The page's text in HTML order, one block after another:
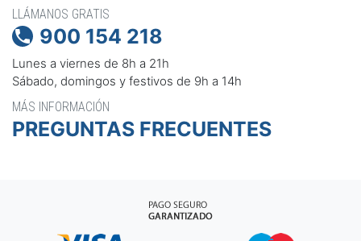
LLÁMANOS GRATIS
 900 154 218
Lunes a viernes de 8h a 21h
Sábado, domingos y festivos de 9h a 14h
MÁS INFORMACIÓN
PREGUNTAS FRECUENTES